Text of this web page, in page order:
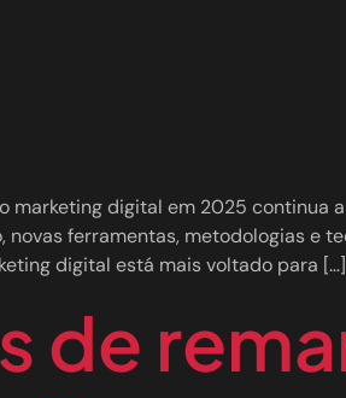
marketing digital em 2025
ferramentas, metodologias e
digital está mais voltado para […]
de